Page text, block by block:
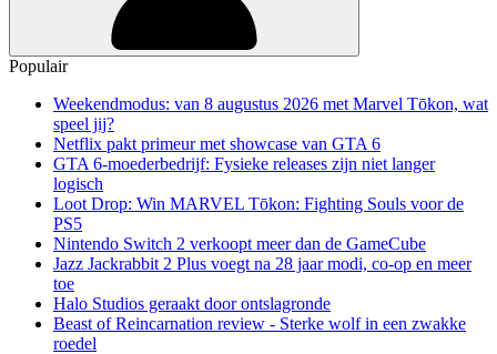
Populair
Weekendmodus: van 8 augustus 2026 met Marvel Tōkon, wat
speel jij?
Netflix pakt primeur met showcase van GTA 6
GTA 6-moederbedrijf: Fysieke releases zijn niet langer
logisch
Loot Drop: Win MARVEL Tōkon: Fighting Souls voor de
PS5
Nintendo Switch 2 verkoopt meer dan de GameCube
Jazz Jackrabbit 2 Plus voegt na 28 jaar modi, co-op en meer
toe
Halo Studios geraakt door ontslagronde
Beast of Reincarnation review - Sterke wolf in een zwakke
roedel